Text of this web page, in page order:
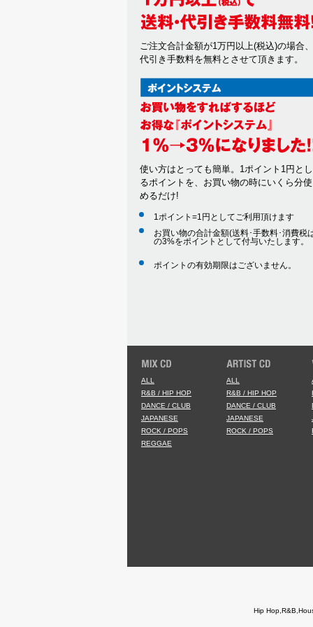
ご注文合計金額が1万円以上(税込)の場合
代引き手数料を無料とさせて頂きます。
使い方はとっても簡単。1ポイント1円と
るポイントを、お買い物の時にいくら分
めるだけ!
1ポイント=1円としてご利用頂けます
お買い物の合計金額(送料･手数料･消費税
の3%をポイントとして付与いたします。
ポイントの有効期限はございません。
ALL
R&B / HIP HOP
DANCE / CLUB
JAPANESE
ROCK / POPS
REGGAE
ALL
R&B / HIP HOP
DANCE / CLUB
JAPANESE
ROCK / POPS
Hip